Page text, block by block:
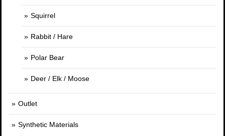
Squirrel
Rabbit / Hare
Polar Bear
Deer / Elk / Moose
Outlet
Synthetic Materials